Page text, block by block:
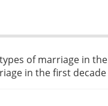
of marriage in
in the first